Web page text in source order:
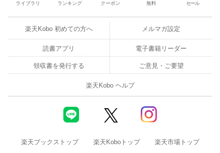
ライブラリ ランキング クーポン 無料 セール
楽天Kobo 初めての方へ メルマガ設定
読書アプリ 電子書籍リーダー
領収書を発行する ご意見・ご要望
楽天Kobo ヘルプ
楽天ブックストップ 楽天Koboトップ 楽天市場トップ